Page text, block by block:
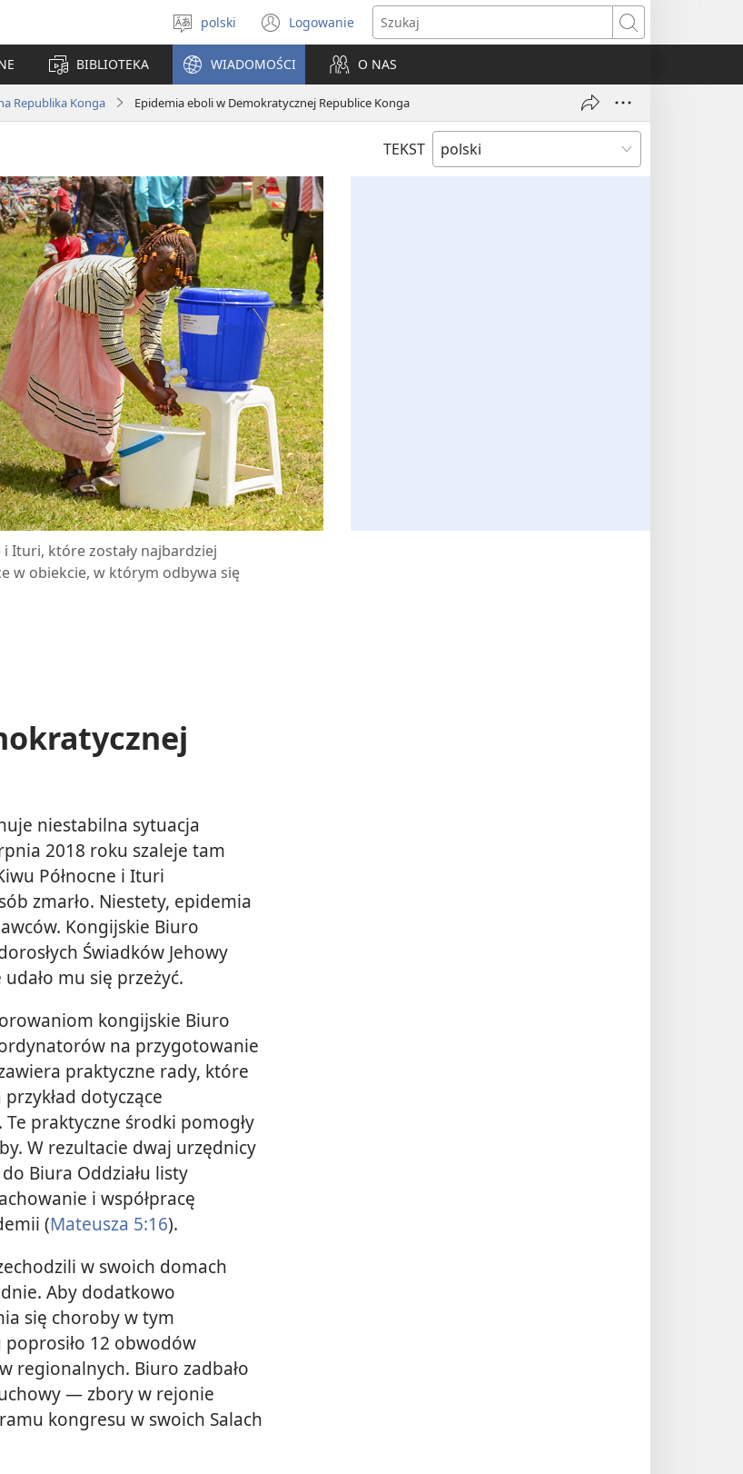
Wybór
języka
polski Logowanie
(opens
new
window)
Szukaj
BIBLIOTEKA WIADOMOŚCI O NAS
Republika Konga Epidemia eboli w Demokratycznej Republice Konga
TEKST
Ituri, które zostały najbardziej
w obiekcie, w którym odbywa się
niestabilna sytuacja
2018 roku szaleje tam
Północne i Ituri
zmarło. Niestety, epidemia
Kongijskie Biuro
Świadków Jehowy
mu się przeżyć.
kongijskie Biuro
na przygotowanie
praktyczne rady, które
dotyczące
praktyczne środki pomogły
W rezultacie dwaj urzędnicy
Biura Oddziału listy
i współpracę
(Mateusza 5:16).
w swoich domach
Aby dodatkowo
się choroby w tym
poprosiło 12 obwodów
regionalnych. Biuro zadbało
— zbory w rejonie
kongresu w swoich Salach